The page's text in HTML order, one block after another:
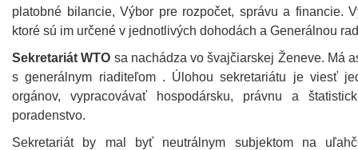
platobné bilancie, Výbor pre rozpočet, správu a financie.
ktoré sú im určené v jednotlivých dohodách a Generálnou
Sekretariát WTO sa nachádza vo švajčiarskej Ženeve. Má
s generálnym riaditeľom . Úlohou sekretariátu je viesť
orgánov, vypracovávať hospodársku, právnu a
poradenstvo.
Sekretariát by mal byť neutrálnym subjektom na